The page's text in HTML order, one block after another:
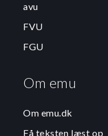
avu
FVU
FGU
Om emu
Om emu.dk
Få teksten læst op